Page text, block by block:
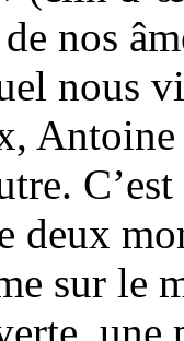
nos
nous
deux
sur le